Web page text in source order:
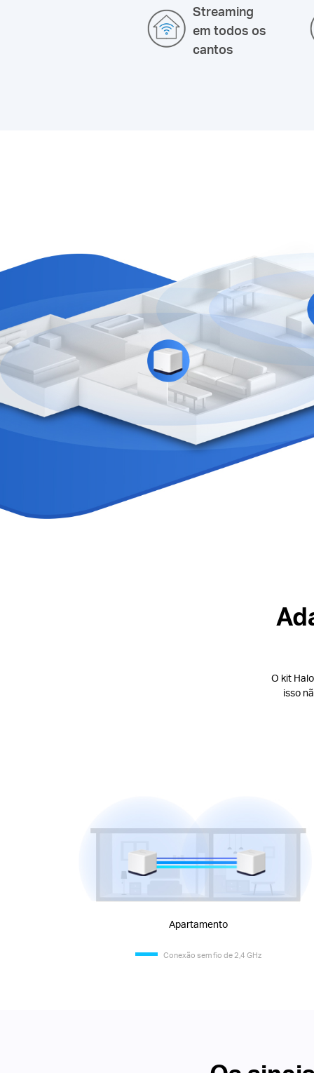
Streaming
em todos os
cantos
O kit
isso
Apartamento
Conexão sem fio de 2,4 GHz